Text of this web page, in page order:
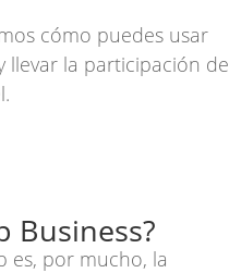
cómo puedes usar
llevar la participación de
Business?
es, por mucho, la